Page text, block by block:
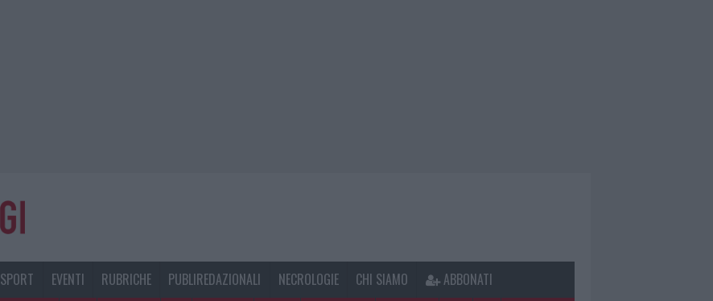
SPORT EVENTI RUBRICHE PUBLIREDAZIONALI NECROLOGIE CHI SIAMO ABBONATI